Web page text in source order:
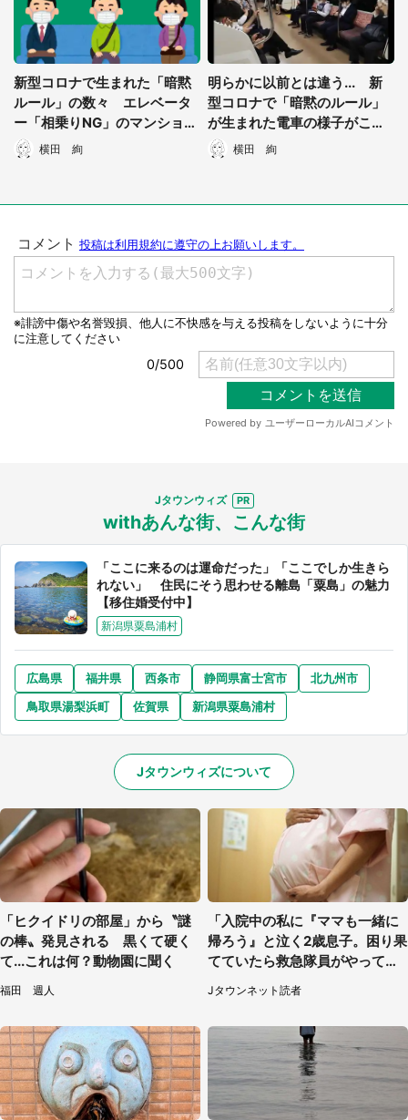
選択する
新型コロナで生まれた「暗黙
ルール」の数々 エレベータ
ー「相乗りNG」のマンション
も
横田 絢
明らかに以前とは違う... 新
型コロナで「暗黙のルール」
が生まれた電車の様子がこち
ら
横田 絢
Jタウンウィズ
withあんな街、こんな街
「ここに来るのは運命だった」「ここでしか生きら
れない」 住民にそう思わせる離島「粟島」の魅力
【移住婚受付中】
新潟県粟島浦村
広島県 福井県 西条市 静岡県富士宮市
北九州市
鳥取県湯梨浜町
佐賀県 新潟県粟島浦村
Jタウンウィズについて
「ヒクイドリの部屋」から〝謎
の棒〟発見される 黒くて硬く
て...これは何？動物園に聞く
福田 週人
「入院中の私に『ママも一緒に
帰ろう』と泣く2歳息子。困り果
てていたら救急隊員がやってき
て...」（大阪府・50代女性）
Jタウンネット読者